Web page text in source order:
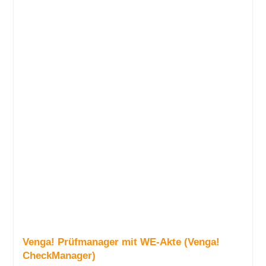
Venga! Prüfmanager mit WE-Akte (Venga!
CheckManager)